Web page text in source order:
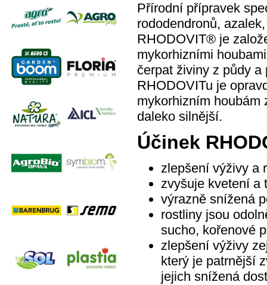
Přírodní přípravek
rododendronů,
RHODOVIT® je
mykorhizními
čerpat živiny z půdy
RHODOVITu je
mykorhizním houbám
daleko silnější.
Účinek
zlepšení výživy a
zvyšuje kvetení a
výrazně snížená
rostliny jsou
sucho, kořenové
zlepšení výživy
který je patrnější
jejich snížená